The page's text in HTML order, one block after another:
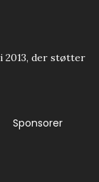
der støtter
Sponsorer